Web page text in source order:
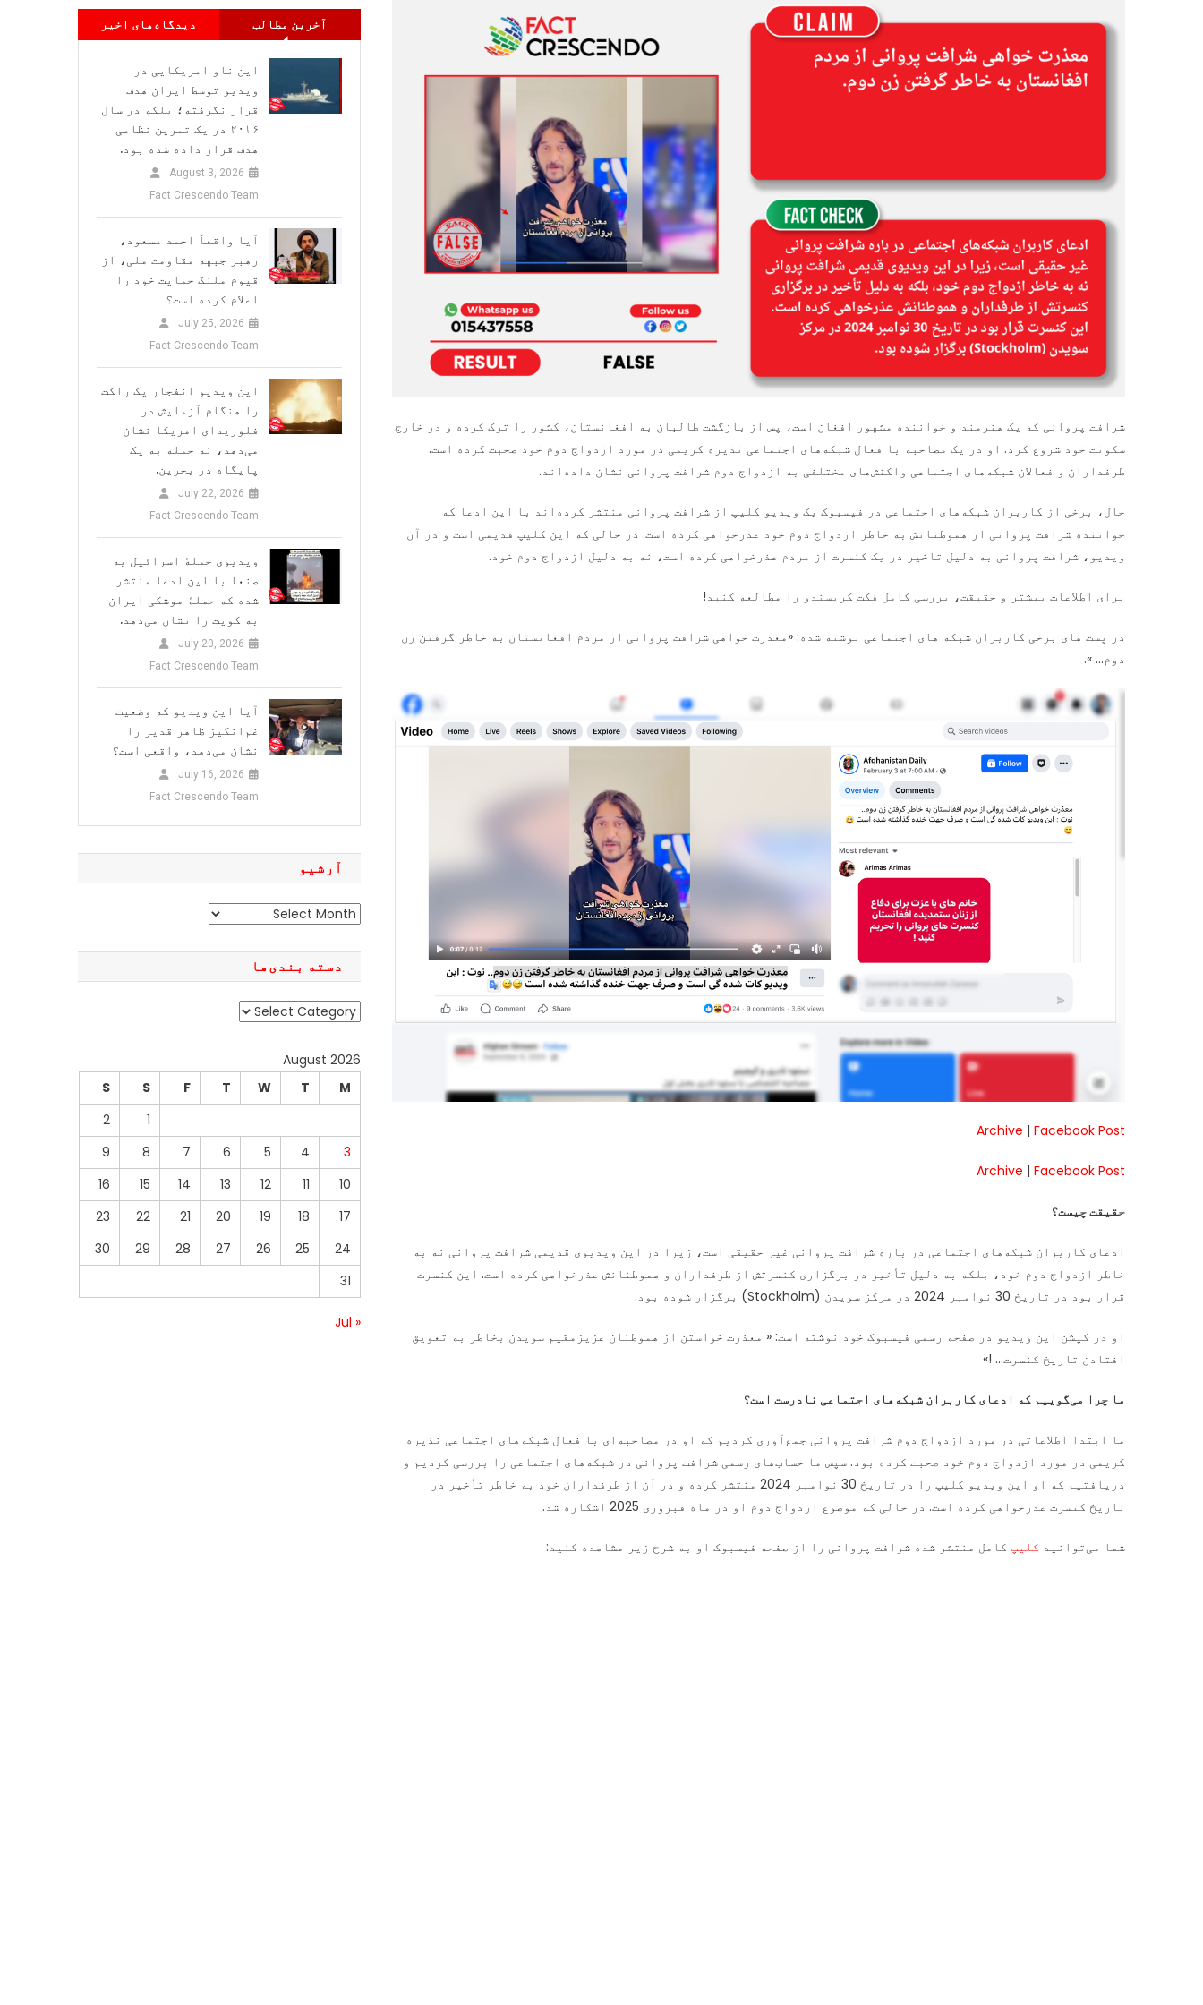
هنرمند
شرافت
پروانی
از
وطنداران
خود
عذرخواهی
کرده
است؟
شرافت پروانی که یک هنرمند و خواننده مشهور افغان است، پس از بازگشت طالبان به افغانستان، کشور را ترک کرده و در خارج
سکونت خود شروع کرد. او در یک مصاحبه با فعال شبکه‌های اجتماعی نذیره کریمی در مورد ازدواج دوم خود صحبت کرده است.
طرفداران و فعالان شبکه‌های اجتماعی واکنش‌های مختلفی به ازدواج دوم شرافت پروانی نشان داده‌اند.
حال، برخی از کاربران شبکه‌های اجتماعی در فیسبوک یک ویدیو کلیپ از شرافت پروانی منتشر کرده‌اند با این ادعا که
خواننده شرافت پروانی از هموطنانش به خاطر ازدواج دوم خود عذرخواهی کرده است. در حالی که این کلیپ قدیمی است و در آن
ویدیو، شرافت پروانی به دلیل تاخیر در یک کنسرت از مردم عذرخواهی کرده است، نه به دلیل ازدواج دوم خود.
برای اطلاعات بیشتر و حقیقت، بررسی کامل فکت کریسندو را مطالعه کنید!
در پست های برخی کاربران شبکه های اجتماعی نوشته شده: «معذرت خواهی شرافت پروانی از مردم افغانستان به خاطر گرفتن زن
دوم… ».
Archive | Facebook Post
Archive | Facebook Post
حقیقت چیست؟
ادعای کاربران شبکه‌های اجتماعی در باره شرافت پروانی غیر حقیقی است، زیرا در این ویدیوی قدیمی شرافت پروانی نه به
خاطر ازدواج دوم خود، بلکه به دلیل تأخیر در برگزاری کنسرتش از طرفداران و هموطنانش عذرخواهی کرده است. این کنسرت
قرار بود در تاریخ 30 نوامبر 2024 در مرکز سویدن (Stockholm) برگزار شوده بود.
او در کپشن این ویدیو در صفحه رسمی فیسبوک خود نوشته است: « معذرت خواستن از هموطنان عزیزمقیم سویدن بخاطر به تعویق
افتادن تاریخ کنسرت… !»
ما چرا می‌گوییم که ادعای کاربران شبکه‌های اجتماعی نادرست است؟
ما ابتدا اطلاعاتی در مورد ازدواج دوم شرافت پروانی جمع‌آوری کردیم که او در مصاحبه‌ای با فعال شبکه‌های اجتماعی نذیره
کریمی در مورد ازدواج دوم خود صحبت کرده بود. سپس ما حساب‌های رسمی شرافت پروانی در شبکه‌های اجتماعی را بررسی کردیم و
دریافتیم که او این ویدیو کلیپ را در تاریخ 30 نوامبر 2024 منتشر کرده و در آن از طرفداران خود به خاطر تأخیر در
تاریخ کنسرت عذرخواهی کرده است. در حالی که موضوع ازدواج دوم او در ماه فبروری 2025 اشکاره شد.
شما می‌توانید کلیپ کامل منتشر شده شرافت پروانی را از صفحه فیسبوک او به شرح زیر مشاهده کنید:
آخرین مطالب دیدگاه‌های اخیر
این ناو امریکایی در
ویدیو توسط ایران هدف
قرار نگرفته؛ بلکه در سال
۲۰۱۶ در یک تمرین نظامی
هدف قرار داده شده بود.
August 3, 2026
Fact Crescendo Team
آیا واقعاً احمد مسعود،
رهبر جبهه مقاومت ملی، از
قیوم ملنگ حمایت خود را
اعلام کرده است؟
July 25, 2026
Fact Crescendo Team
این ویدیو انفجار یک راکت
را هنگام آزمایش در
فلوریدای امریکا نشان
می‌دهد، نه حمله به یک
پایگاه در بحرین.
July 22, 2026
Fact Crescendo Team
ویدیوی حملهٔ اسرائیل به
صنعا با این ادعا منتشر
شده که حملهٔ موشکی ایران
به کویت را نشان می‌دهد.
July 20, 2026
Fact Crescendo Team
آیا این ویدیو که وضعیت
غم‌انگیز ظاهر قدیر را
نشان می‌دهد، واقعی است؟
July 16, 2026
Fact Crescendo Team
آرشیو
آرشیو
دسته بندی‌ها
دسته
August 2026
M
T
W
T
F
S
S
1
2
3
4
5
6
7
8
9
10
11
12
13
14
15
16
17
18
19
20
21
22
23
24
25
26
27
28
29
30
31
« Jul